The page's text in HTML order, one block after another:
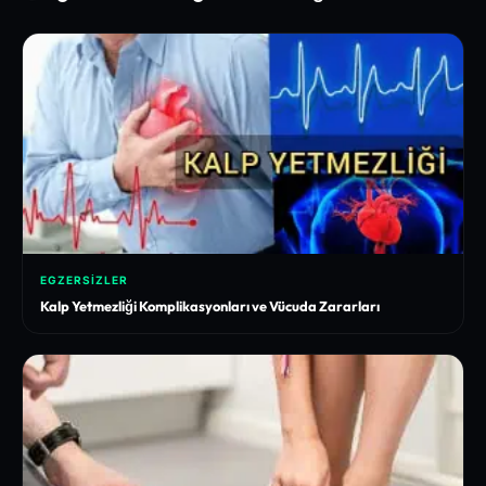
EGZERSIZLER
Kalp Yetmezliği Komplikasyonları ve Vücuda Zararları